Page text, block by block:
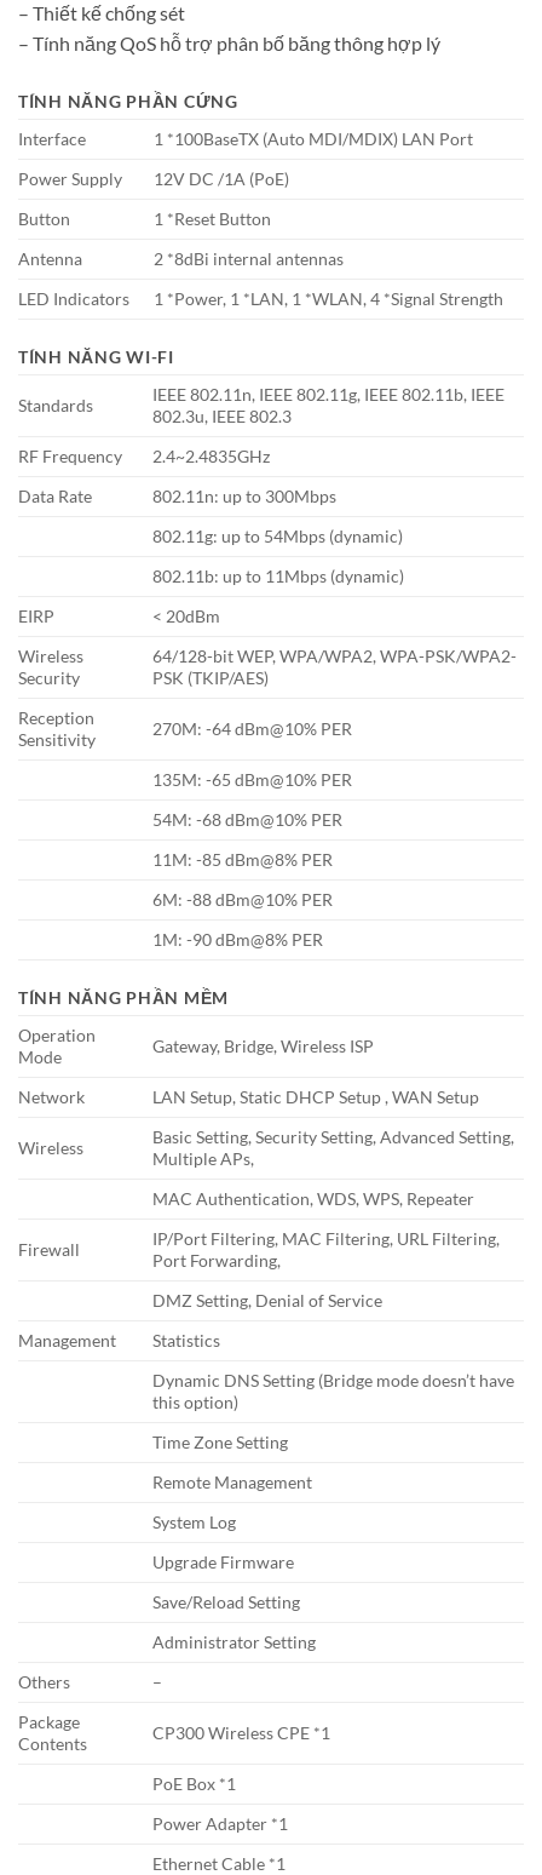
– Thiết kế chống sét
– Tính năng QoS hỗ trợ phân bố băng thông hợp lý
TÍNH NĂNG PHẦN CỨNG
Interface
1 *100BaseTX (Auto MDI/MDIX) LAN Port
Power Supply
12V DC /1A (PoE)
Button
1 *Reset Button
Antenna
2 *8dBi internal antennas
LED Indicators
1 *Power, 1 *LAN, 1 *WLAN, 4 *Signal Strength
TÍNH NĂNG WI-FI
Standards
IEEE 802.11n, IEEE 802.11g, IEEE 802.11b, IEEE
802.3u, IEEE 802.3
RF Frequency
2.4~2.4835GHz
Data Rate
802.11n: up to 300Mbps
802.11g: up to 54Mbps (dynamic)
802.11b: up to 11Mbps (dynamic)
EIRP
< 20dBm
Wireless
Security
64/128-bit WEP, WPA/WPA2, WPA-PSK/WPA2-
PSK (TKIP/AES)
Reception
Sensitivity
270M: -64 dBm@10% PER
135M: -65 dBm@10% PER
54M: -68 dBm@10% PER
11M: -85 dBm@8% PER
6M: -88 dBm@10% PER
1M: -90 dBm@8% PER
TÍNH NĂNG PHẦN MỀM
Operation
Mode
Gateway, Bridge, Wireless ISP
Network LAN Setup, Static DHCP Setup , WAN Setup
Wireless
Basic Setting, Security Setting, Advanced Setting,
Multiple APs,
MAC Authentication, WDS, WPS, Repeater
Firewall
IP/Port Filtering, MAC Filtering, URL Filtering,
Port Forwarding,
DMZ Setting, Denial of Service
Management
Statistics
Dynamic DNS Setting (Bridge mode doesn’t have
this option)
Time Zone Setting
Remote Management
System Log
Upgrade Firmware
Save/Reload Setting
Administrator Setting
Others
–
Package
Contents
CP300 Wireless CPE *1
PoE Box *1
Power Adapter *1
Ethernet Cable *1